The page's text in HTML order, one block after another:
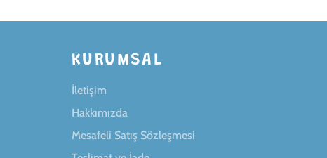
KURUMSAL
İletişim
Hakkımızda
Mesafeli Satış Sözleşmesi